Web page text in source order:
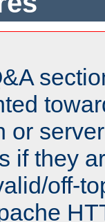
or
if they
off-